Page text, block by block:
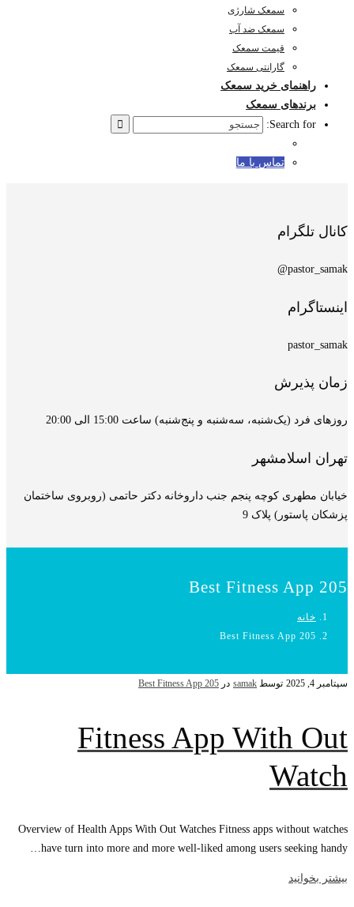
سمعک شارژی
سمعک ضد آب
قیمت سمعک
گارانتی سمعک
راهنمای خرید سمعک
برندهای سمعک
Search for:
تماس با ما
کانال تلگرام
pastor_samak@
اینستاگرام
pastor_samak
زمان پذیرش
روزهای فرد (یک‌شنبه، سه‌شنبه و پنج‌شنبه) ساعت 15:00 الی 20:00
تهران اسلامشهر
خیابان مطهری کوچه پنجم جنب داروخانه دکتر حاتمی (روبروی ساختمان
پزشکان پاستور) پلاک 9
Best Fitness App 205
خانه
Best Fitness App 205
سپتامبر 4, 2025 توسط samak در Best Fitness App 205
Fitness App With Out
Watch
Overview of Health Apps With Out Watches Fitness apps without watches
have turn into more and more well-liked among users seeking handy…
بیشتر بخوانید